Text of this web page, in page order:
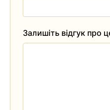
Залишіть відгук про